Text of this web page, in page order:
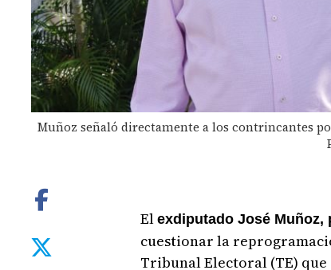
Muñoz señaló directamente a los contrincantes
El exdiputado José Muñoz,
cuestionar la
Tribunal Electoral (TE)